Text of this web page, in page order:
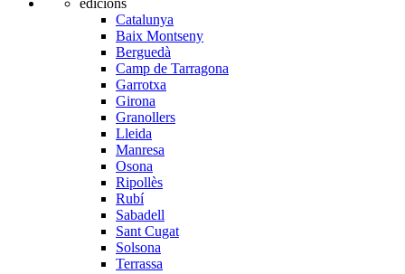
edicions
Catalunya
Baix Montseny
Berguedà
Camp de Tarragona
Garrotxa
Girona
Granollers
Lleida
Manresa
Osona
Ripollès
Rubí
Sabadell
Sant Cugat
Solsona
Terrassa